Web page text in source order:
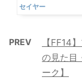
セイヤー
PREV
【FF14
の見た目
ーク】